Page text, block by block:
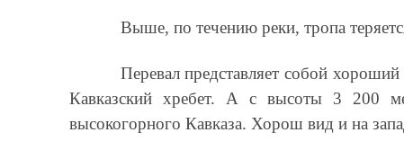
Выше, по течению реки, тропа
Перевал представляет собой
Кавказский хребет. А с высоты 3 200
высокогорного Кавказа. Хорош вид и на